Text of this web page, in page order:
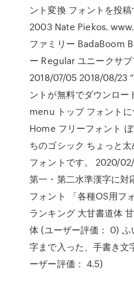
ント変換 フォントを投
2003 Nate Piekos.
ファミリー BadaBoom
ー Regular ユニークサ
2018/07/05 2018/08/23
ントが無料でダウンロー
menu トップ フォント
Home フリーフォント
ちのゴシック ちょっと
フォントです。 2020/
第一・第二水準漢字に
フォント 「各種OS用フ
ランキング 大甘書道体
体 (ユーザー評価： 0) ふ
字まで入った、手書き
ーザー評価： 4.5)